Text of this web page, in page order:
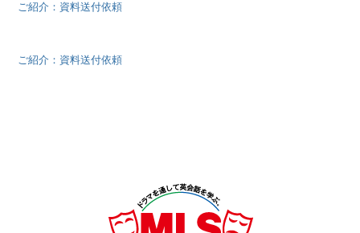
ご紹介：資料送付依頼
ご紹介：資料送付依頼